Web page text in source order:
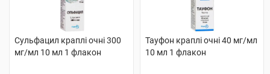
Сульфацил краплі очні 300
мг/мл 10 мл 1 флакон
Тауфон краплі очні 40 мг/мл
10 мл 1 флакон